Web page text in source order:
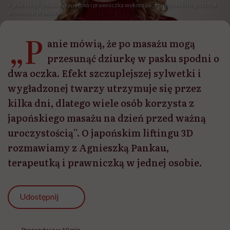
Agnieszką Pankau, terapeutka i prawniczka wykonująca japoński lifting 3D /fot.
archiwum prywatne
„P anie mówią, że po masażu mogą
przesunąć dziurkę w pasku spodni o
dwa oczka. Efekt szczuplejszej sylwetki i
wygładzonej twarzy utrzymuje się przez
kilka dni, dlatego wiele osób korzysta z
japońskiego masażu na dzień przed ważną
uroczystością”. O japońskim liftingu 3D
rozmawiamy z Agnieszką Pankau,
terapeutką i prawniczką w jednej osobie.
Udostępnij